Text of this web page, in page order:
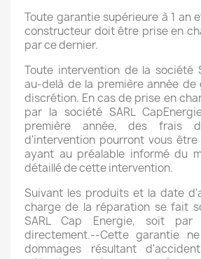
Toute garantie supérieure à 1 an
constructeur doit être prise en
par ce dernier.
Toute intervention de la société
au-delà de la première année
discrétion. En cas de prise en
par la société SARL
première année, des frais
d'intervention pourront vous
ayant au préalable informé du
détaillé de cette intervention.
Suivant les produits et la date
charge de la réparation se fait
SARL Cap Energie, soit par
directement.--Cette garantie
dommages résultant